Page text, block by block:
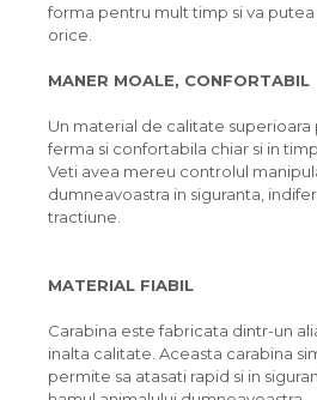
forma pentru mult timp si va
orice.
MANER MOALE, CONFORTABIL
Un material de calitate
ferma si confortabila chiar si in
Veti avea mereu controlul
dumneavoastra in siguranta,
tractiune.
MATERIAL FIABIL
Carabina este fabricata dintr-un
inalta calitate. Aceasta carabina
permite sa atasati rapid si in